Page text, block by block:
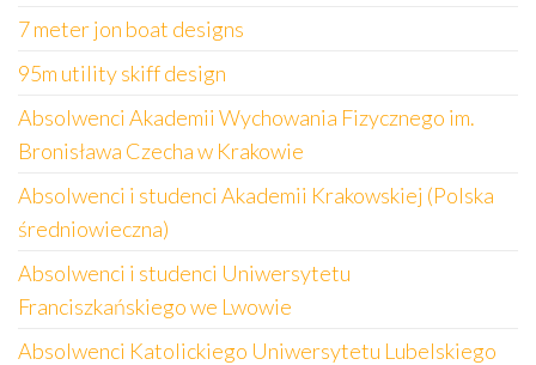
7 meter jon boat designs
95m utility skiff design
Absolwenci Akademii Wychowania Fizycznego im.
Bronisława Czecha w Krakowie
Absolwenci i studenci Akademii Krakowskiej (Polska
średniowieczna)
Absolwenci i studenci Uniwersytetu
Franciszkańskiego we Lwowie
Absolwenci Katolickiego Uniwersytetu Lubelskiego